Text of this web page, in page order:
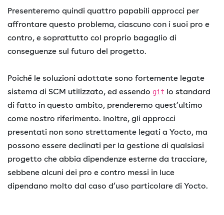
Presenteremo quindi quattro papabili approcci per
affrontare questo problema, ciascuno con i suoi pro e
contro, e soprattutto col proprio bagaglio di
conseguenze sul futuro del progetto.
Poiché le soluzioni adottate sono fortemente legate
sistema di SCM utilizzato, ed essendo git lo standard
di fatto in questo ambito, prenderemo quest’ultimo
come nostro riferimento. Inoltre, gli approcci
presentati non sono strettamente legati a Yocto, ma
possono essere declinati per la gestione di qualsiasi
progetto che abbia dipendenze esterne da tracciare,
sebbene alcuni dei pro e contro messi in luce
dipendano molto dal caso d’uso particolare di Yocto.